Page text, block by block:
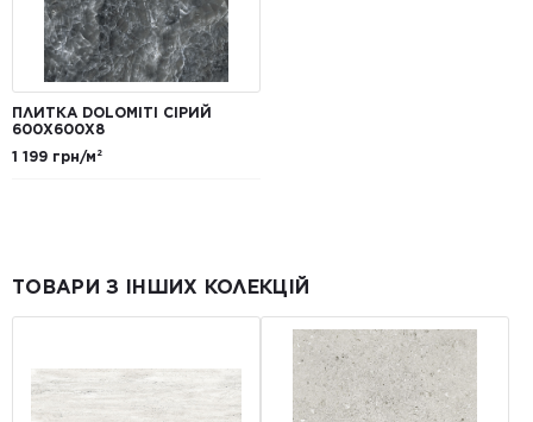
ПЛИТКА DOLOMITI СІРИЙ
600Х600Х8
1 199 грн/м²
ТОВАРИ З ІНШИХ КОЛЕКЦІЙ